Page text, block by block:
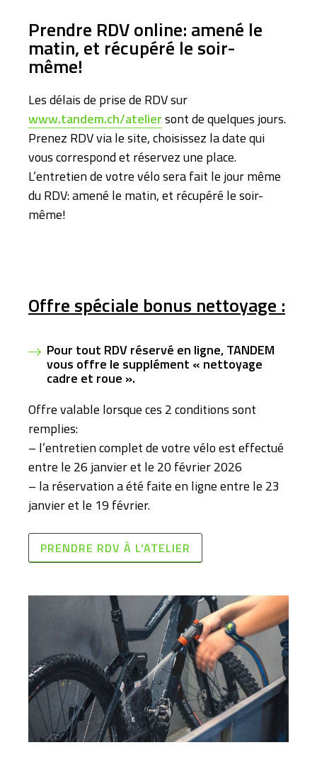
Prendre RDV online: amené le
matin, et récupéré le soir-
même!
Les délais de prise de RDV sur
www.tandem.ch/ateliersont de quelques jours.
Prenez RDV via le site, choisissez la date qui
vous correspond et réservez une place.
L’entretien de votre vélo sera fait le jour même
du RDV: amené le matin, et récupéré le soir-
même!
Offre spéciale bonus nettoyage :
Pour tout RDV réservé en ligne, TANDEM
vous offre le supplément « nettoyage
cadre et roue ».
Offre valable lorsque ces 2 conditions sont
remplies:
– l’entretien complet de votre vélo est effectué
entre le 26 janvier et le 20 février 2026
– la réservation a été faite en ligne entre le 23
janvier et le 19 février.
PRENDRE RDV À L’ATELIER